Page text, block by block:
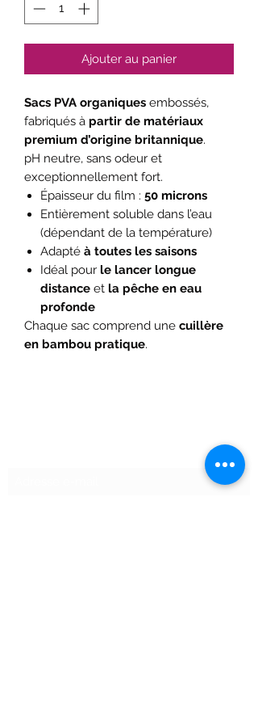
Ajouter au panier
Sacs PVA organiques embossés,
fabriqués à partir de matériaux
premium d’origine britannique.
pH neutre, sans odeur et
exceptionnellement fort.
Épaisseur du film : 50 microns
Entièrement soluble dans l’eau
(dépendant de la température)
Adapté à toutes les saisons
Idéal pour le lancer longue
distance et la pêche en eau
profonde
Chaque sac comprend une cuillère
en bambou pratique.